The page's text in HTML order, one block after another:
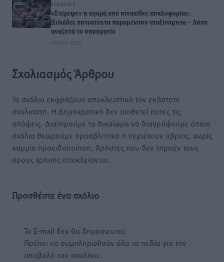
ΕΙΔΉΣΕΙΣ
«Στέρεψε» η αγορά από πινακίδες κυκλοφορίας:
Χιλιάδες αυτοκίνητα παραμένουν αταξινόμητα – Λύση
αναζητά το υπουργείο
07.08.26 · 09:36
Σχολιασμός Άρθρου
Τα σχόλια εκφράζουν αποκλειστικά τον εκάστοτε
σχολιαστή. Η Δημοκρατική δεν υιοθετεί αυτές τις
απόψεις. Διατηρούμε το δικαίωμα να διαγράψουμε όποια
σχόλια θεωρούμε προσβλητικά ή περιέχουν ύβρεις, χωρίς
καμμία προειδοποίηση. Χρήστες που δεν τηρούν τους
όρους χρήσης αποκλείονται.
Προσθέστε ένα σχόλιο
Το E-mail δεν θα δημοσιευτεί.
Πρέπει να συμπληρωθούν όλα τα πεδία για την
υποβολή του σχολίου.